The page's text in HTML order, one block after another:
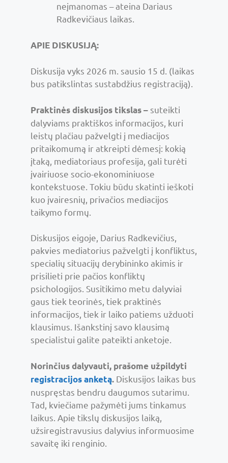
neįmanomas – ateina Dariaus
Radkevičiaus laikas.
APIE DISKUSIJĄ:
Diskusija vyks 2026 m. sausio 15 d. (laikas
bus patikslintas sustabdžius registraciją).
Praktinės diskusijos tikslas – suteikti
dalyviams praktiškos informacijos, kuri
leistų plačiau pažvelgti į mediacijos
pritaikomumą ir atkreipti dėmesį: kokią
įtaką, mediatoriaus profesija, gali turėti
įvairiuose socio-ekonominiuose
kontekstuose. Tokiu būdu skatinti ieškoti
kuo įvairesnių, privačios mediacijos
taikymo formų.
Diskusijos eigoje, Darius Radkevičius,
pakvies mediatorius pažvelgti į konfliktus,
specialių situacijų derybininko akimis ir
prisilieti prie pačios konfliktų
psichologijos. Susitikimo metu dalyviai
gaus tiek teorinės, tiek praktinės
informacijos, tiek ir laiko patiems užduoti
klausimus. Išankstinį savo klausimą
specialistui galite pateikti anketoje.
Norinčius dalyvauti, prašome užpildyti
registracijos anketą. Diskusijos laikas bus
nuspręstas bendru daugumos sutarimu.
Tad, kviečiame pažymėti jums tinkamus
laikus. Apie tikslų diskusijos laiką,
užsiregistravusius dalyvius informuosime
savaitę iki renginio.